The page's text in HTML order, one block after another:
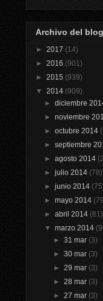
Archivo del blog
► 2017 (14)
► 2016 (901)
► 2015 (939)
▼ 2014 (909)
►diciembre
►noviembre
►octubre 2014
►septiembre
►agosto 2014
►julio 2014 (78)
►junio 2014
►mayo 2014
►abril 2014 (81)
▼marzo 2014
► 31 mar (3)
► 30 mar (3)
► 29 mar (3)
► 28 mar (3)
► 27 mar (3)